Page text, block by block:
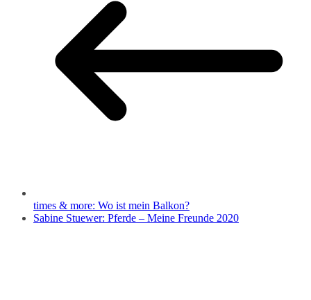
times & more: Wo ist mein Balkon?
Sabine Stuewer: Pferde – Meine Freunde 2020